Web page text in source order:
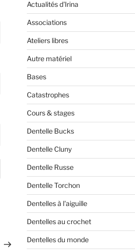
suivant
Actualités d'Irina
Associations
Ateliers libres
Autre matériel
Bases
Catastrophes
Cours & stages
Dentelle Bucks
Dentelle Cluny
Dentelle Russe
Dentelle Torchon
Dentelles à l'aiguille
Dentelles au crochet
Dentelles du monde